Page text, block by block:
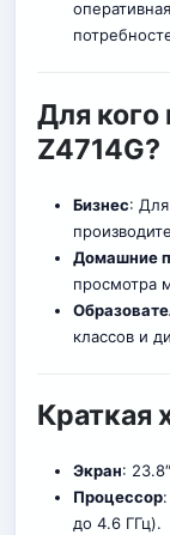
опер
Для кого
Z4714G?
Бизнес:
Домашние
просмотра
классов и
Краткая
Экран:
Процессор:
до 4.6 ГГц).